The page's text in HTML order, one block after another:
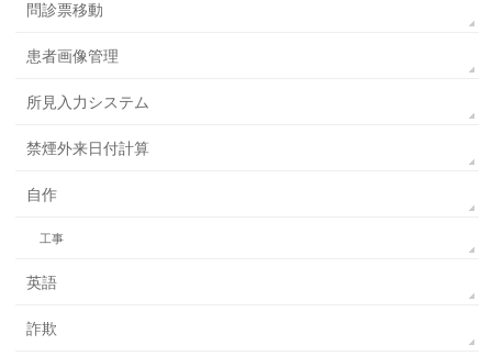
問診票移動
患者画像管理
所見入力システム
禁煙外来日付計算
自作
工事
英語
詐欺